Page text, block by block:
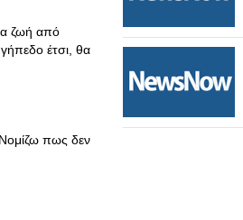
ζωή από
έτσι, θα
πως δεν